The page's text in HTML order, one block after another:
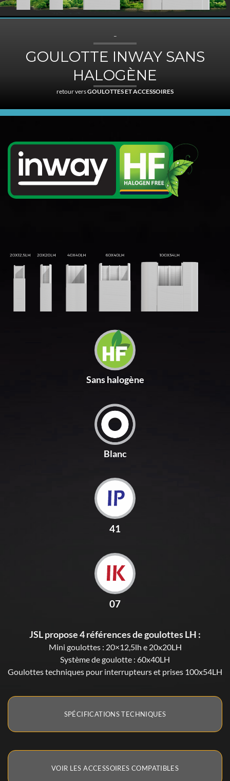
–
GOULOTTE INWAY SANS
HALOGÈNE
retour versGOULOTTES ET ACCESSOIRES
Sans halogène
Blanc
41
07
JSL propose 4 références de goulottes LH :
Mini goulottes : 20×12,5lh e 20x20LH
Système de goulotte : 60x40LH
Goulottes techniques pour interrupteurs et prises 100x54LH
SPÉCIFICATIONS TECHNIQUES
VOIR LES ACCESSOIRES COMPATIBLES